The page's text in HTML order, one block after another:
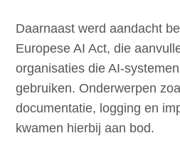
Daarnaast werd aandacht
Europese AI Act, die
organisaties die AI-
gebruiken. Onderwerpen
documentatie, logging en
kwamen hierbij aan bod.